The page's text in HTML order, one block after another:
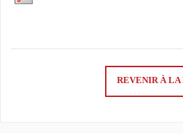
REVENIR À LA